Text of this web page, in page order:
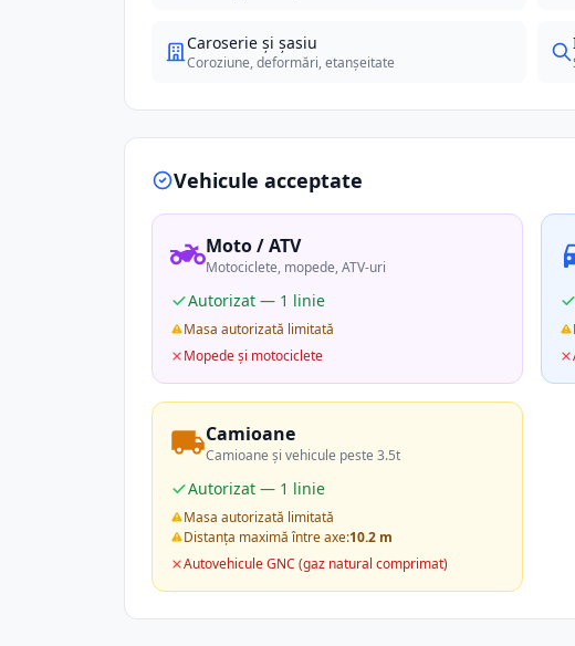
Caroserie și șasiu
Coroziune, deformări, etanșeitate
Vehicule acceptate
Moto / ATV
Motociclete, mopede, ATV-uri
Autorizat — 1 linie
Masa autorizată limitată
Mopede și motociclete
Camioane
Camioane și vehicule peste 3.5t
Autorizat — 1 linie
Masa autorizată limitată
Distanța maximă între axe:10.2 m
Autovehicule GNC (gaz natural comprimat)